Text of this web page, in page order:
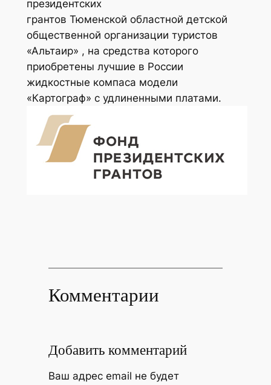
президентских
грантов Тюменской областной детской
общественной организации туристов
«Альтаир» , на средства которого
приобретены лучшие в России
жидкостные компаса модели
«Картограф» с удлиненными платами.
Комментарии
Добавить комментарий
Ваш адрес email не будет